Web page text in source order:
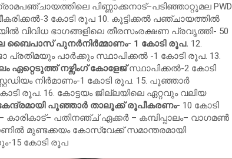
പിണ്ണാക്കനാട്–പടിഞ്ഞാറ്റുമല PWD
3 കോടി രൂപ 10. കൂട്ടിക്കൽ പഞ്ചായത്തിൽ
വിവിധ ഭാഗങ്ങളിലെ തീരസംരക്ഷണ പ്രവൃത്തി- 50
ബൈപാസ് പുനർനിർമ്മാണം- 1 കോടി രൂപ. 12.
പ്രതിമയും പാർക്കും സ്ഥാപിക്കൽ -1 കോടി രൂപ. 13.
ഏറ്റെടുത്ത് നഴ്സിംഗ് കോളേജ്സ്ഥാപിക്കൽ-2 കോടി
നിർമാണം-1 കോടി രൂപ. 15. പൂഞ്ഞാർ
രൂപ. 16. കോട്ടയം ജില്ലയിലെ ഏറ്റവും വലിയ
പൂഞ്ഞാർ താലൂക്ക് രൂപീകരണം- 10 കോടി
പതിനഞ്ച് ഏക്കർ – കമ്പിപ്പാലം– വാഗമൺ
മുണ്ടക്കയം കോസ്വേക്ക് സമാന്തരമായി
15 കോടി രൂപ